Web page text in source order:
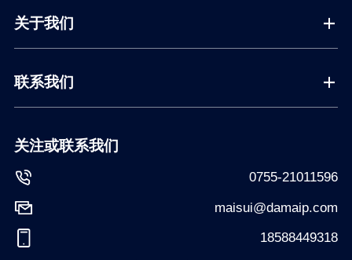
关于我们
联系我们
关注或联系我们
0755-21011596
maisui@damaip.com
18588449318